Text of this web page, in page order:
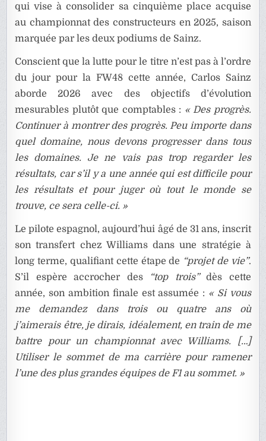
qui vise à consolider sa cinquième place acquise
au championnat des constructeurs en 2025, saison
marquée par les deux podiums de Sainz.
Conscient que la lutte pour le titre n’est pas à l’ordre
du jour pour la FW48 cette année, Carlos Sainz
aborde 2026 avec des objectifs d’évolution
mesurables plutôt que comptables : « Des progrès.
Continuer à montrer des progrès. Peu importe dans
quel domaine, nous devons progresser dans tous
les domaines. Je ne vais pas trop regarder les
résultats, car s’il y a une année qui est difficile pour
les résultats et pour juger où tout le monde se
trouve, ce sera celle-ci. »
Le pilote espagnol, aujourd’hui âgé de 31 ans, inscrit
son transfert chez Williams dans une stratégie à
long terme, qualifiant cette étape de “projet de vie”.
S’il espère accrocher des
“top trois”dès cette
année, son ambition finale est assumée : « Si vous
me demandez dans trois ou quatre ans où
j’aimerais être, je dirais, idéalement, en train de me
battre pour un championnat avec Williams. […]
Utiliser le sommet de ma carrière pour ramener
l’une des plus grandes équipes de F1 au sommet. »